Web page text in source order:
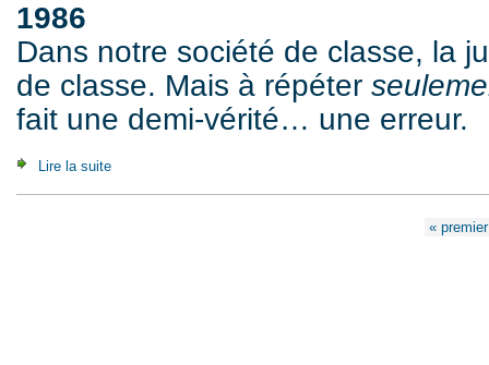
1986
Dans notre société de classe, la
de classe. Mais à répéter
fait une demi-vérité… une erreur.
Lire la suite
« premier